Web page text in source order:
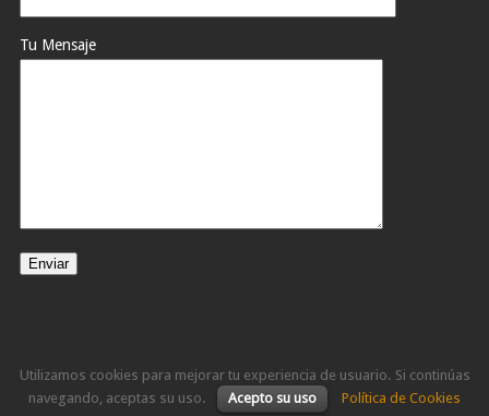
Tu Mensaje
Utilizamos cookies para mejorar tu experiencia de usuario. Si continúas
navegando, aceptas su uso.
Acepto su uso Política de Cookies